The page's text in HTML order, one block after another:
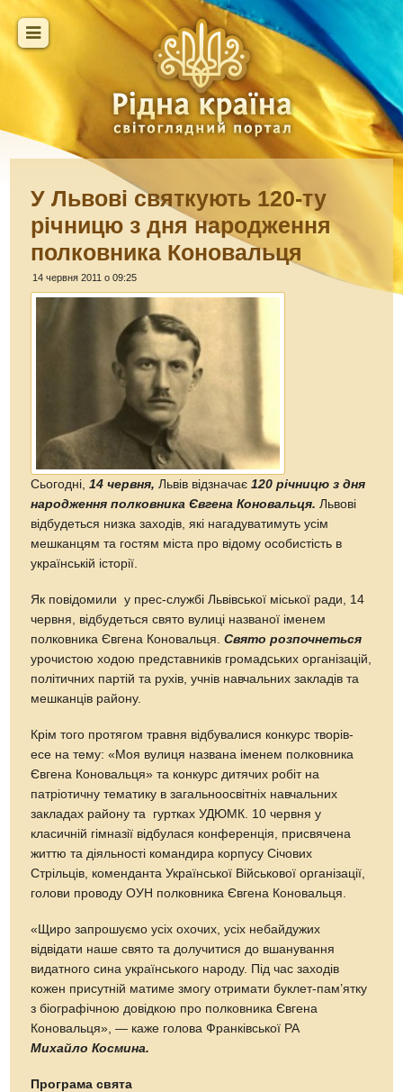
У Львові святкують 120-ту
річницю з дня народження
полковника Коновальця
14 червня 2011 о 09:25
Сьогодні,14 червня, Львів відзначає120 річницю з дня
народження полковника Євгена Коновальця. Львові
відбудеться низка заходів, які нагадуватимуть усім
мешканцям та гостям міста про відому особистість в
українській історії.
Як повідомили у прес-службі Львівської міської ради, 14
червня, відбудеться свято вулиці названої іменем
полковника Євгена Коновальця.Свято розпочнеться
урочистою ходою представників громадських організацій,
політичних партій та рухів, учнів навчальних закладів та
мешканців району.
Крім того протягом травня відбувалися конкурс творів-
есе на тему: «Моя вулиця названа іменем полковника
Євгена Коновальця» та конкурс дитячих робіт на
патріотичну тематику в загальноосвітніх навчальних
закладах району та гуртках УДЮМК. 10 червня у
класичній гімназії відбулася конференція, присвячена
життю та діяльності командира корпусу Січових
Стрільців, коменданта Української Військової організації,
голови проводу ОУН полковника Євгена Коновальця.
«Щиро запрошуємо усіх охочих, усіх небайдужих
відвідати наше свято та долучитися до вшанування
видатного сина українського народу. Під час заходів
кожен присутній матиме змогу отримати буклет-пам’ятку
з біографічною довідкою про полковника Євгена
Коновальця», — каже голова Франківської РА
Михайло Космина.
Програма свята